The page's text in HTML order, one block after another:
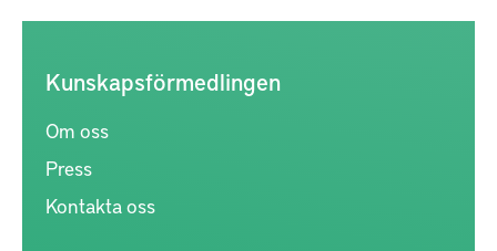
Kunskapsförmedlingen
Om oss
Press
Kontakta oss